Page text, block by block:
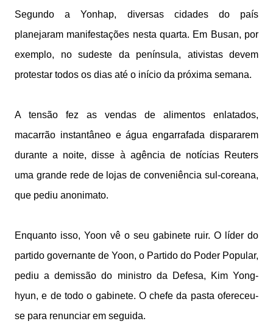
Segundo a Yonhap, diversas cidades do país
planejaram manifestações nesta quarta. Em Busan, por
exemplo, no sudeste da península, ativistas devem
protestar todos os dias até o início da próxima semana.
A tensão fez as vendas de alimentos enlatados,
macarrão instantâneo e água engarrafada dispararem
durante a noite, disse à agência de notícias Reuters
uma grande rede de lojas de conveniência sul-coreana,
que pediu anonimato.
Enquanto isso, Yoon vê o seu gabinete ruir. O líder do
partido governante de Yoon, o Partido do Poder Popular,
pediu a demissão do ministro da Defesa, Kim Yong-
hyun, e de todo o gabinete. O chefe da pasta ofereceu-
se para renunciar em seguida.